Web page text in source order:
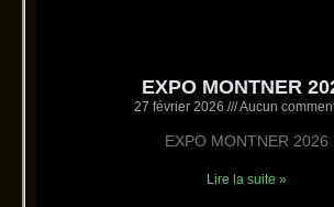
EXPO MONTNER
27 février 2026 Aucun
EXPO MONTNER 2026
Lire la suite »